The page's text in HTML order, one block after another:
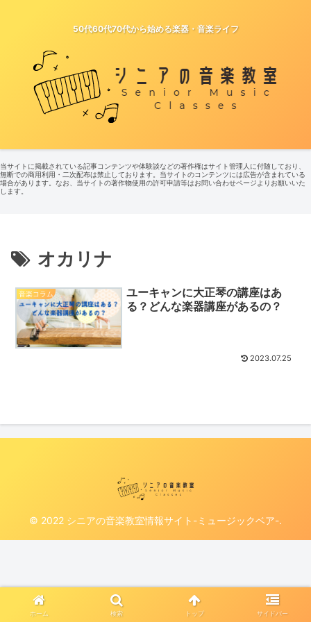
50代60代70代から始める楽器・音楽ライフ
当サイトに掲載されている記事コンテンツや体験談などの著作権はサイト管理人に付随しており、
無断での商用利用・二次配布は禁止しております。当サイトのコンテンツには広告が含まれている
場合があります。なお、当サイトの著作物使用の許可申請等はお問い合わせページよりお願いいた
します。
オカリナ
音楽コラム
ユーキャンに大正琴の講座はあ
る？どんな楽器講座があるの？
2023.07.25
© 2022 シニアの音楽教室情報サイト-ミュージックベア-.
ホーム 検索 トップ サイドバー